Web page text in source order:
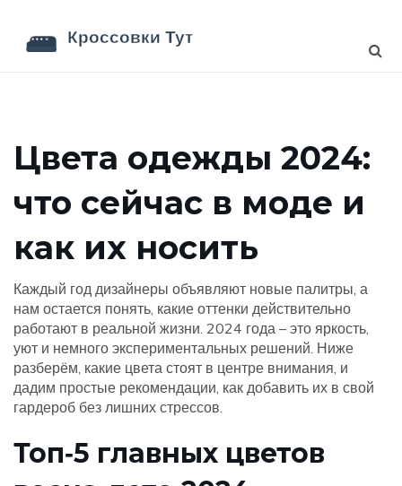
Цвета одежды 2024:
что сейчас в моде и
как их носить
Каждый год дизайнеры объявляют новые палитры, а
нам остается понять, какие оттенки действительно
работают в реальной жизни. 2024 года – это яркость,
уют и немного экспериментальных решений. Ниже
разберём, какие цвета стоят в центре внимания, и
дадим простые рекомендации, как добавить их в свой
гардероб без лишних стрессов.
Топ‑5 главных цветов